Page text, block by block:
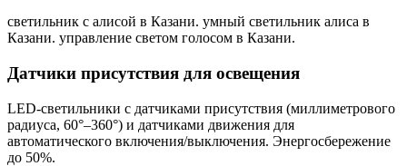
светильник с алисой в Казани. умный светильник алиса в
Казани. управление светом голосом в Казани.
Датчики присутствия для освещения
LED-светильники с датчиками присутствия (миллиметрового
радиуса, 60°–360°) и датчиками движения для
автоматического включения/выключения. Энергосбережение
до 50%.